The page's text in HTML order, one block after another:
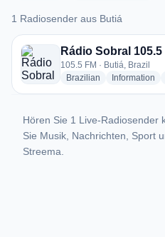
1 Radiosender aus Butiá
1 Radiosender aus Butiá
Rádio Sobral 105.5
105.5 FM · Butiá, Brazil
Brazilian radio stations
Information
Hören Sie 1 Live-Radiosender
Sie Musik, Nachrichten, Sport
Streema.